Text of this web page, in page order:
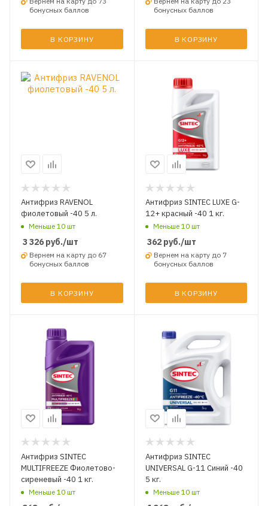
бонусных баллов
В КОРЗИНУ
бонусных баллов
В КОРЗИНУ
Антифриз RAVENOL
фиолетовый -40 5 л.
Меньше 10 шт
3 326 руб./шт
Вернем на карту до 67
бонусных баллов
В КОРЗИНУ
Антифриз SINTEC LUXE G-
12+ красный -40 1 кг.
Меньше 10 шт
362руб./шт
Вернем на карту до 7
бонусных баллов
В КОРЗИНУ
Антифриз SINTEC
MULTIFREEZE Фиолетово-
сиреневый -40 1 кг.
Меньше 10 шт
Антифриз SINTEC
UNIVERSAL G-11 Синий -40
5 кг.
Меньше 10 шт